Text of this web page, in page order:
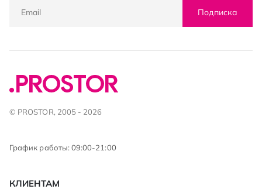
Подписка
© PROSTOR, 2005 - 2026
График работы: 09:00-21:00
КЛИЕНТАМ